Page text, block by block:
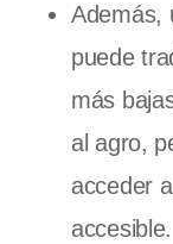
Además,
puede
más
al agro,
acceder
accesible.